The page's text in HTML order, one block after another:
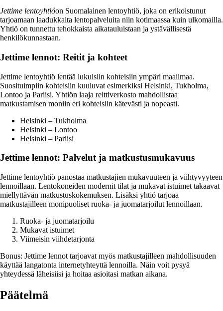
Jettime lentoyhtiöon Suomalainen lentoyhtiö, joka on erikoistunut
tarjoamaan laadukkaita lentopalveluita niin kotimaassa kuin ulkomailla.
Yhtiö on tunnettu tehokkaista aikatauluistaan ja ystävällisestä
henkilökunnastaan.
Jettime lennot: Reitit ja kohteet
Jettime lentoyhtiö lentää lukuisiin kohteisiin ympäri maailmaa.
Suosituimpiin kohteisiin kuuluvat esimerkiksi Helsinki, Tukholma,
Lontoo ja Pariisi. Yhtiön laaja reittiverkosto mahdollistaa
matkustamisen moniin eri kohteisiin kätevästi ja nopeasti.
Helsinki – Tukholma
Helsinki – Lontoo
Helsinki – Pariisi
Jettime lennot: Palvelut ja matkustusmukavuus
Jettime lentoyhtiö panostaa matkustajien mukavuuteen ja viihtyvyyteen
lennoillaan. Lentokoneiden modernit tilat ja mukavat istuimet takaavat
miellyttävän matkustuskokemuksen. Lisäksi yhtiö tarjoaa
matkustajilleen monipuoliset ruoka- ja juomatarjoilut lennoillaan.
Ruoka- ja juomatarjoilu
Mukavat istuimet
Viimeisin viihdetarjonta
Bonus: Jettime lennot tarjoavat myös matkustajilleen mahdollisuuden
käyttää langatonta internetyhteyttä lennoilla. Näin voit pysyä
yhteydessä läheisiisi ja hoitaa asioitasi matkan aikana.
Päätelmä